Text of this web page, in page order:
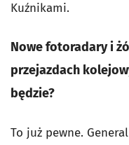
Kuźnikami.
Nowe fotoradary i
przejazdach
będzie?
To już pewne.